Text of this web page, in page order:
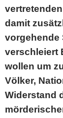
damit
vorgehende
verschleiert
wollen um
Völker,
Widerstand